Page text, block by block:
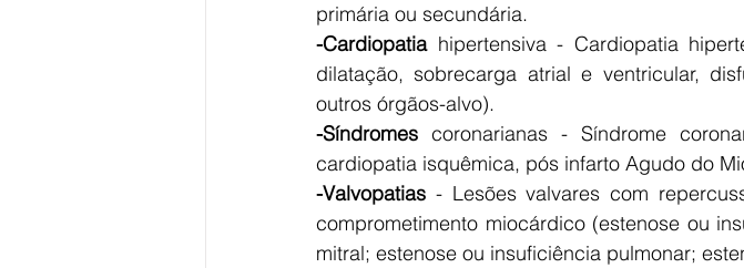
primária ou secundária.
-Cardiopatia hipertensiva - Cardiopatia
dilatação, sobrecarga atrial e ventricular,
outros órgãos-alvo).
-Síndromes coronarianas - Síndrome
cardiopatia isquêmica, pós infarto Agudo do
-Valvopatias - Lesões valvares com
comprometimento miocárdico (estenose ou
mitral; estenose ou insuficiência pulmonar;